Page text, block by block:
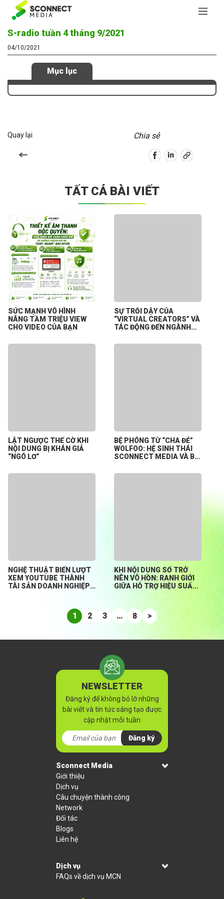
S-radio tuần 4 tháng 9/2021
04/10/2021
Mục lục
Quay lại Chia sẻ
TẤT CẢ BÀI VIẾT
SỨC MẠNH VÔ HÌNH
NÂNG TẦM TRIỆU VIEW
CHO VIDEO CỦA BẠN
SỰ TRỖI DẬY CỦA
“VIRTUAL CREATORS” VÀ
TÁC ĐỘNG ĐẾN NGÀNH
SỐ
LẬT NGƯỢC THẾ CỜ KHI
NỘI DUNG BỊ KHÁN GIẢ
“NGÓ LƠ”
BỆ PHÓNG TỪ “CHA ĐẺ”
WOLFOO: HỆ SINH THÁI
SCONNECT MEDIA VÀ BÀI
KHỞI NGHIỆP TỪ CON SỐ
NGHỆ THUẬT BIẾN LƯỢT
XEM YOUTUBE THÀNH
TÀI SẢN DOANH NGHIỆP
KHI NỘI DUNG SỐ TRỞ
NÊN VÔ HỒN: RANH GIỚI
GIỮA HỖ TRỢ HIỆU SUẤT
HAY ĐÁNH MẤT BẢN
1 2 3 … 8 >
NEWSLETTER
Đăng ký để không bỏ lỡ những
bài viết và tin tức sáng tạo được
cập nhật mỗi tuần
Đăng ký
Sconnect Media
Giới thiệu
Dịch vụ
Câu chuyện thành công
Network
Đối tác
Blogs
Liên hệ
Dịch vụ
FAQs về dịch vụ MCN